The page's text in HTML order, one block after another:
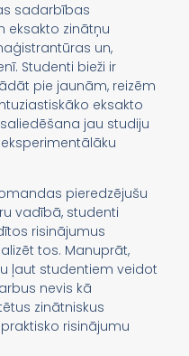
sadarbības
eksakto zinātņu
un,
Studenti bieži ir
pie jaunām, reizēm
eksakto
jau studiju
pieredzējušu
vadībā, studenti
risinājumus
tos. Manuprāt,
ļaut studentiem veidot
nevis kā
zinātniskus
risinājumu